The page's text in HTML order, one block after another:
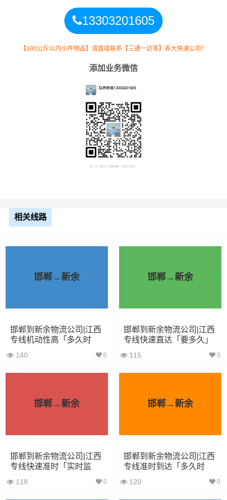
3.5元 1484公里
1484公里
1484公里
1484公里
根据货物类型选择合适车型
车型
积（立
方）
吨 ）
尺寸（米）
中型面
6立方 2.4×1.6×1.9
微型货
车
13303201605
【100公斤以内小件物品】请直接联系【三通一达等】各大快递公司！
添加业务微信
相关线路
邯郸→新余
邯郸到新余物流公司|江西
专线机动性高「多久时
140 0
邯郸→新余
邯郸到新余物流公司|江西
专线快速直达「要多久」
115 0
邯郸→新余
邯郸到新余物流公司|江西
专线快速准时「实时监
118 0
邯郸→新余
邯郸到新余物流公司|江西
专线准时到达「多久时
120 0